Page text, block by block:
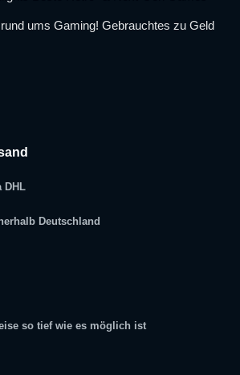
ums Gaming! Gebrauchtes zu Geld
DHL
Deutschland
so tief wie es möglich ist